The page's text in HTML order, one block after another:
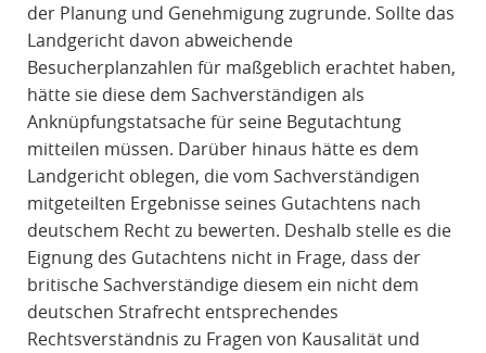
der Planung und Genehmigung zugrunde. Sollte das
Landgericht davon abweichende
Besucherplanzahlen für maßgeblich erachtet haben,
hätte sie diese dem Sachverständigen als
Anknüpfungstatsache für seine Begutachtung
mitteilen müssen. Darüber hinaus hätte es dem
Landgericht oblegen, die vom Sachverständigen
mitgeteilten Ergebnisse seines Gutachtens nach
deutschem Recht zu bewerten. Deshalb stelle es die
Eignung des Gutachtens nicht in Frage, dass der
britische Sachverständige diesem ein nicht dem
deutschen Strafrecht entsprechendes
Rechtsverständnis zu Fragen von Kausalität und